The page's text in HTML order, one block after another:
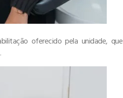
oferecido pela unidade, que